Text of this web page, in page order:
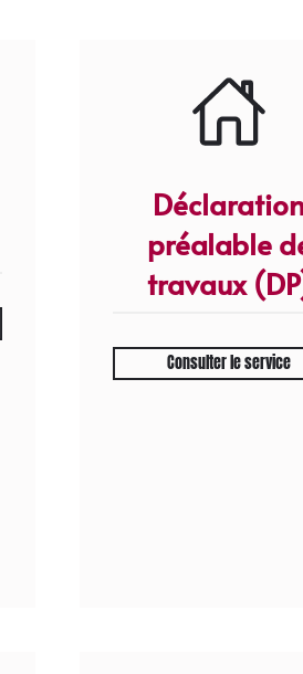
préalable
travaux
Consulter le service